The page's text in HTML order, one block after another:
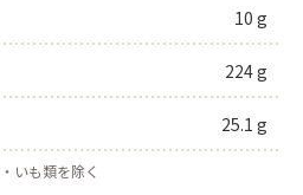
10 g
224 g
25.1 g
いも類を除く